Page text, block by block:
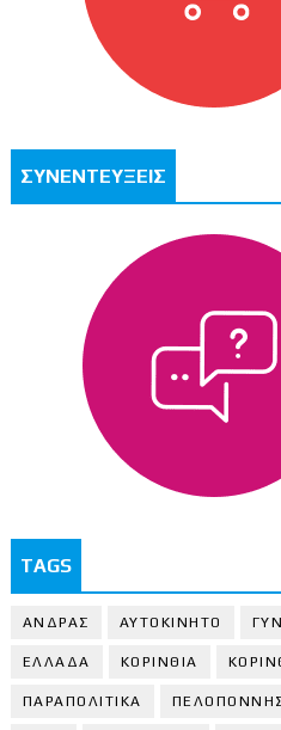
ΣΥΝΕΝΤΕΥΞΕΙΣ
TAGS
ΑΝΔΡΑΣ ΑΥΤΟΚΙΝΗΤΟ
ΕΛΛΑΔΑ ΚΟΡΙΝΘΙΑ
ΠΑΡΑΠΟΛΙΤΙΚΑ